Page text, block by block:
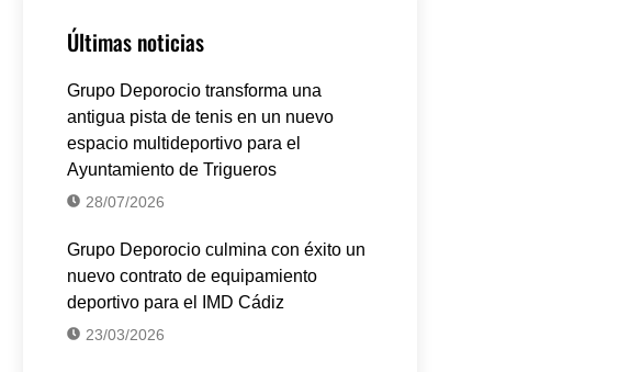
Últimas noticias
Grupo Deporocio transforma una
antigua pista de tenis en un nuevo
espacio multideportivo para el
Ayuntamiento de Trigueros
28/07/2026
Grupo Deporocio culmina con éxito un
nuevo contrato de equipamiento
deportivo para el IMD Cádiz
23/03/2026